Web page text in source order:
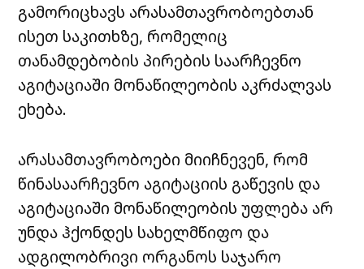
გამორიცხავს არასამთავრობოებთან
ისეთ საკითხზე, რომელიც
თანამდებობის პირების საარჩევნო
აგიტაციაში მონაწილეობის აკრძალვას
ეხება.
არასამთავრობოები მიიჩნევენ, რომ
წინასაარჩევნო აგიტაციის გაწევის და
აგიტაციაში მონაწილეობის უფლება არ
უნდა ჰქონდეს სახელმწიფო და
ადგილობრივი ორგანოს საჯარო